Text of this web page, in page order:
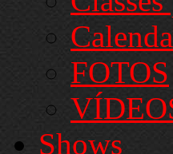
FOTOS
Shows